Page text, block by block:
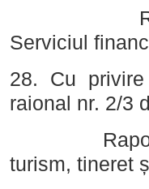
Raportor:
Serviciul
28. Cu
raional nr. 2/3
Raportor:
turism, tineret